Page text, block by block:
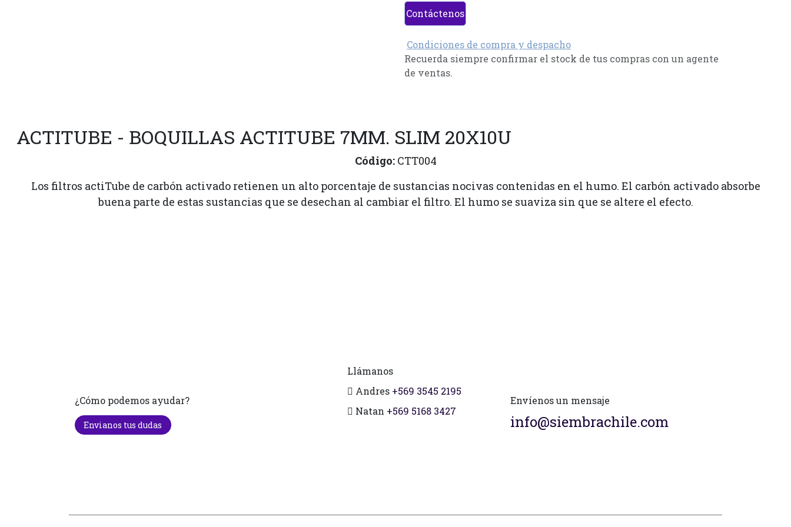
Contáctenos
Condiciones de compra y despacho
Recuerda siempre confirmar el stock de tus compras con un agente
de ventas.
ACTITUBE - BOQUILLAS ACTITUBE 7MM. SLIM 20X10U
Código:CTT004
Los filtros actiTube de carbón activado retienen un alto porcentaje de sustancias nocivas contenidas en el humo. El carbón activado absorbe
buena parte de estas sustancias que se desechan al cambiar el filtro. El humo se suaviza sin que se altere el efecto.
¿Cómo podemos ayudar?
Envianos tus dudas
Llámanos
Andres +569 3545 2195
Natan +569 5168 3427
Envíenos un mensaje
info@siembrachile.com